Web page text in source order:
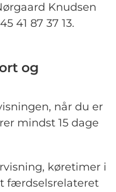
Knudsen
41 87 37 13.
og
når du er
mindst 15 dage
køretimer i
færdselsrelateret